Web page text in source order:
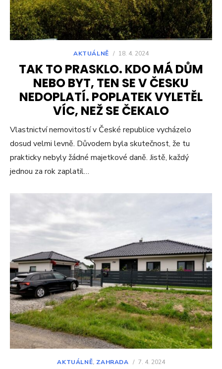
AKTUÁLNĚ / 18. 4. 2024
TAK TO PRASKLO. KDO MÁ DŮM
NEBO BYT, TEN SE V ČESKU
NEDOPLATÍ. POPLATEK VYLETĚL
VÍC, NEŽ SE ČEKALO
Vlastnictví nemovitostí v České republice vycházelo
dosud velmi levně. Důvodem byla skutečnost, že tu
prakticky nebyly žádné majetkové daně. Jistě, každý
jednou za rok zaplatil…
AKTUÁLNĚ, ZAHRADA / 7. 4. 2024